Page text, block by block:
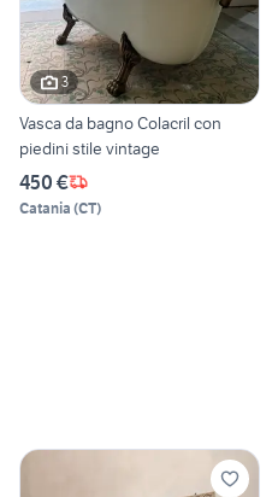
3
Vasca da bagno Colacril con
piedini stile vintage
450 €
Catania (CT)